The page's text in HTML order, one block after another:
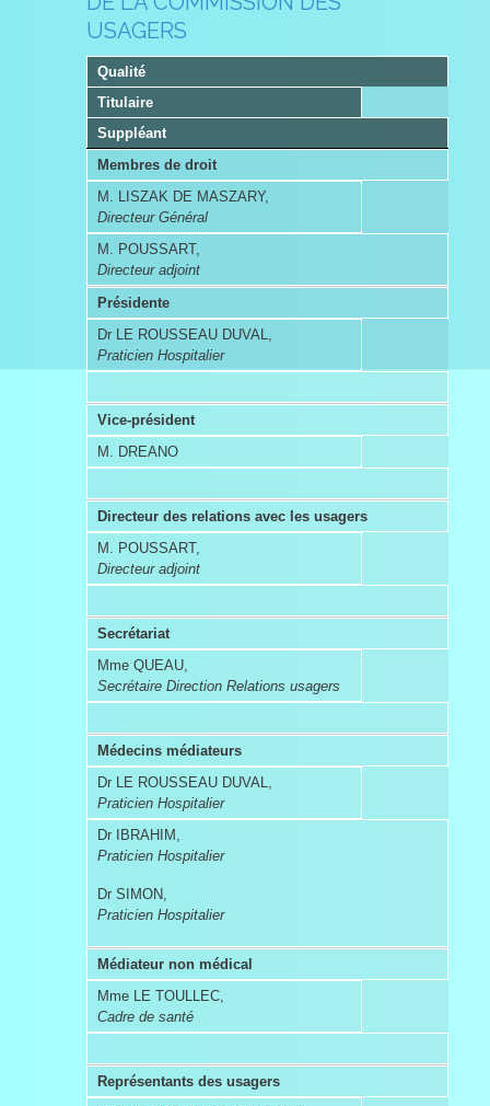
USAGERS
Qualité
Titulaire
Suppléant
Membres de droit
M. LISZAK DE MASZARY,
Directeur Général
M. POUSSART,
Directeur adjoint
Présidente
Dr LE ROUSSEAU DUVAL,
Praticien Hospitalier
Vice-président
M. DREANO
Directeur des relations avec les usagers
M. POUSSART,
Directeur adjoint
Secrétariat
Mme QUEAU,
Secrétaire Direction Relations usagers
Médecins médiateurs
Dr LE ROUSSEAU DUVAL,
Praticien Hospitalier
Dr IBRAHIM,
Praticien Hospitalier
Dr SIMON,
Praticien Hospitalier
Médiateur non médical
Mme LE TOULLEC,
Cadre de santé
Représentants des usagers